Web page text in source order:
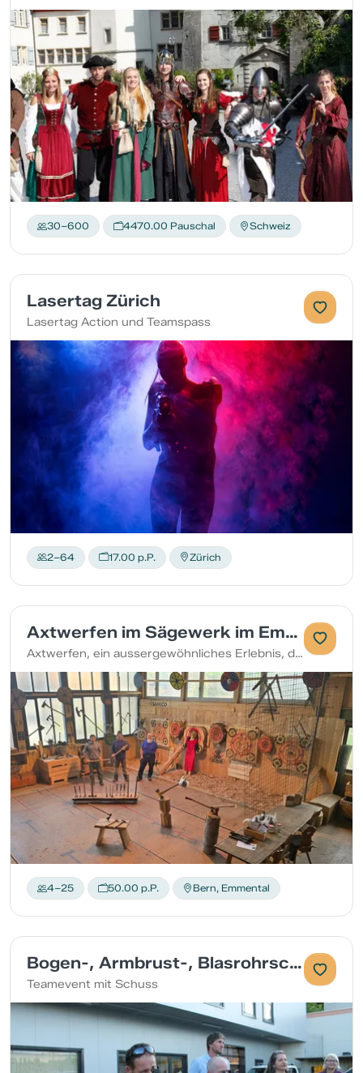
30–600 4470.00 Pauschal Schweiz
Lasertag Zürich
Lasertag Action und Teamspass
2–64 17.00 p.P. Zürich
Axtwerfen im Sägewerk im Emmental
Axtwerfen, ein aussergewöhnliches Erlebnis, das Kraft, Technik und eine gute Portion Spass verbindet.
4–25 50.00 p.P. Bern, Emmental
Bogen-, Armbrust-, Blasrohrschiessen
Teamevent mit Schuss